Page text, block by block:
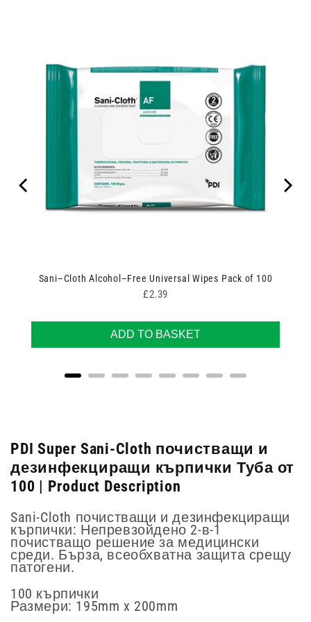
Sani–Cloth Alcohol–Free Universal Wipes Pack of 100
Price
£2.39
ADD TO BASKET
PDI Super Sani-Cloth почистващи и
дезинфекциращи кърпички Туба от
100 | Product Description
Sani-Cloth почистващи и дезинфекциращи
кърпички: Непревзойдено 2-в-1
почистващо решение за медицински
среди. Бърза, всеобхватна защита срещу
патогени.
100 кърпички
Размери: 195mm x 200mm